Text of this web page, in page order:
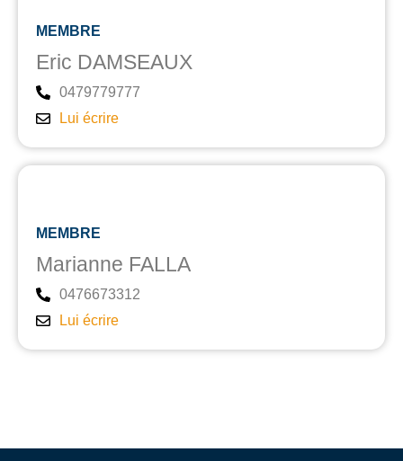
MEMBRE
Eric DAMSEAUX
0479779777
Lui écrire
MEMBRE
Marianne FALLA
0476673312
Lui écrire